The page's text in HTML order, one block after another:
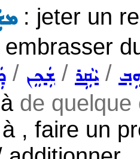
: jeter un
embrasser
/ ܫܲܟܸܢ / ܝܵܩܹܪ /
de quelque
, faire un